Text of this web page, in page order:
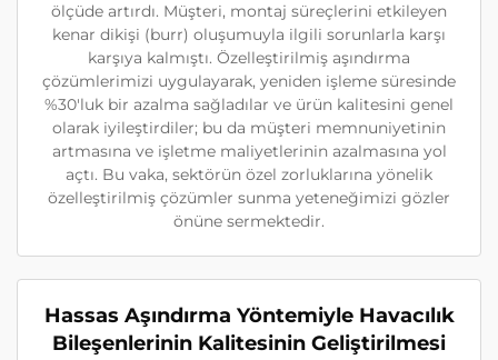
ölçüde artırdı. Müşteri, montaj süreçlerini etkileyen
kenar dikişi (burr) oluşumuyla ilgili sorunlarla karşı
karşıya kalmıştı. Özelleştirilmiş aşındırma
çözümlerimizi uygulayarak, yeniden işleme süresinde
%30'luk bir azalma sağladılar ve ürün kalitesini genel
olarak iyileştirdiler; bu da müşteri memnuniyetinin
artmasına ve işletme maliyetlerinin azalmasına yol
açtı. Bu vaka, sektörün özel zorluklarına yönelik
özelleştirilmiş çözümler sunma yeteneğimizi gözler
önüne sermektedir.
Hassas Aşındırma Yöntemiyle Havacılık
Bileşenlerinin Kalitesinin Geliştirilmesi